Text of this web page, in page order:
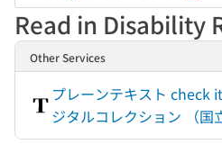
Read in Disability
Other Services
プレーンテキスト check
ジタルコレクション （国